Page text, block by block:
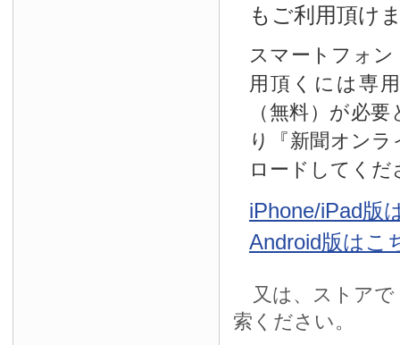
もご利用頂け
スマートフォ
用頂くには専
（無料）が必
り『新聞オン
ロードしてくだ
iPhone/iPad版
Android版はこ
又は、ストアで
索ください。